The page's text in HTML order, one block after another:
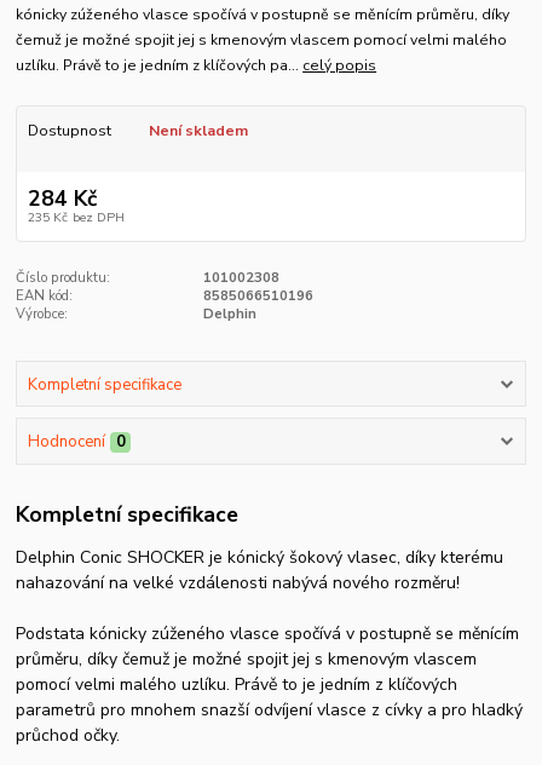
kónicky zúženého vlasce spočívá v postupně se měnícím průměru, díky
čemuž je možné spojit jej s kmenovým vlascem pomocí velmi malého
uzlíku. Právě to je jedním z klíčových pa... celý popis
Dostupnost Není skladem
284 Kč
235 Kč bez DPH
Číslo produktu:
101002308
EAN kód:
8585066510196
Výrobce:
Delphin
Kompletní specifikace
Hodnocení 0
Kompletní specifikace
Delphin Conic SHOCKER je kónický šokový vlasec, díky kterému
nahazování na velké vzdálenosti nabývá nového rozměru!
Podstata kónicky zúženého vlasce spočívá v postupně se měnícím
průměru, díky čemuž je možné spojit jej s kmenovým vlascem
pomocí velmi malého uzlíku. Právě to je jedním z klíčových
parametrů pro mnohem snazší odvíjení vlasce z cívky a pro hladký
průchod očky.